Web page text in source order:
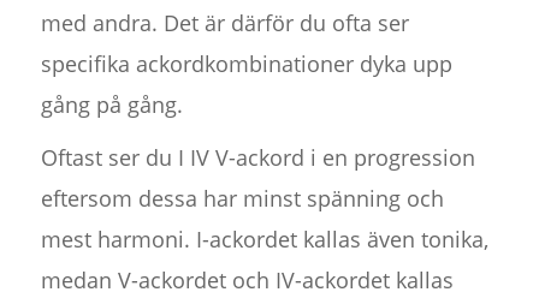
med andra. Det är därför du ofta ser
specifika ackordkombinationer dyka upp
gång på gång.
Oftast ser du I IV V-ackord i en progression
eftersom dessa har minst spänning och
mest harmoni. I-ackordet kallas även tonika,
medan V-ackordet och IV-ackordet kallas